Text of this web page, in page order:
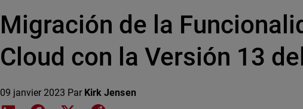
Migración de la
Cloud con la Versión 13
09 janvier 2023 Par Kirk Jensen